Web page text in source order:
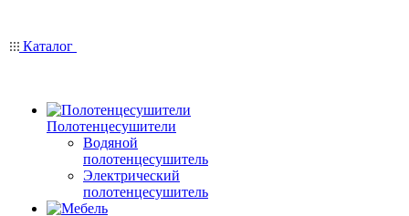
Каталог
Полотенцесушители
Водяной
полотенцесушитель
Электрический
полотенцесушитель